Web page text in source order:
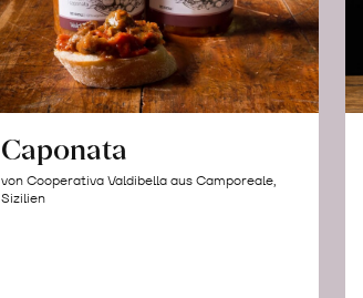
Caponata
von Cooperativa Valdibella aus Camporeale,
Sizilien